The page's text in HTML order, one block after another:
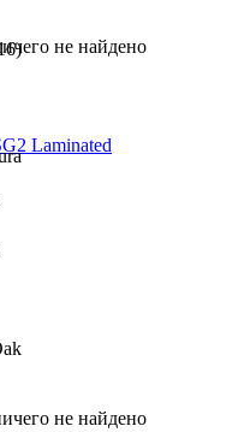
Laminated
не найдено
не найдено